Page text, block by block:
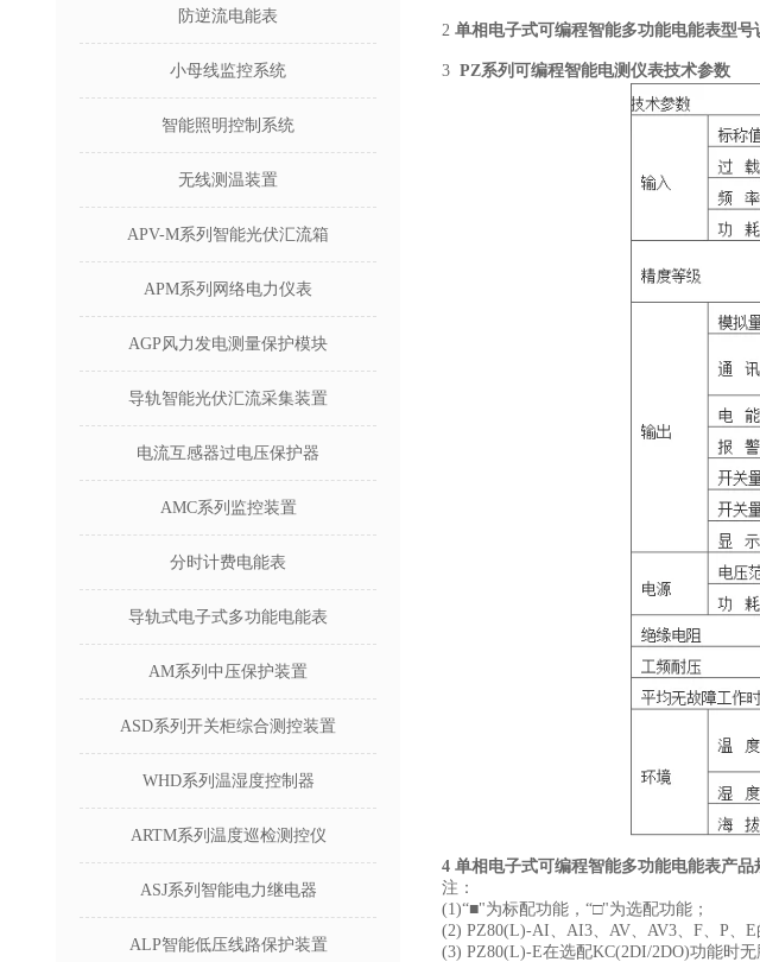
防逆流电能表
小母线监控系统
智能照明控制系统
无线测温装置
APV-M系列智能光伏汇流箱
APM系列网络电力仪表
AGP风力发电测量保护模块
导轨智能光伏汇流采集装置
电流互感器过电压保护器
AMC系列监控装置
分时计费电能表
导轨式电子式多功能电能表
AM系列中压保护装置
ASD系列开关柜综合测控装置
WHD系列温湿度控制器
ARTM系列温度巡检测控仪
ASJ系列智能电力继电器
ALP智能低压线路保护装置
2 单相电子式可编程智能多功能电能表型号
3 PZ系列可编程智能电测仪表技术参数
4 单相电子式可编程智能多功能电能表产品
注：
(1)“■"为标配功能，“□"为选配功能；
(2) PZ80(L)-AI、AI3、AV、AV3、F、P、
(3) PZ80(L)-E在选配KC(2DI/2DO)功能时无